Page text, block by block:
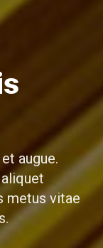
augue.
metus vitae